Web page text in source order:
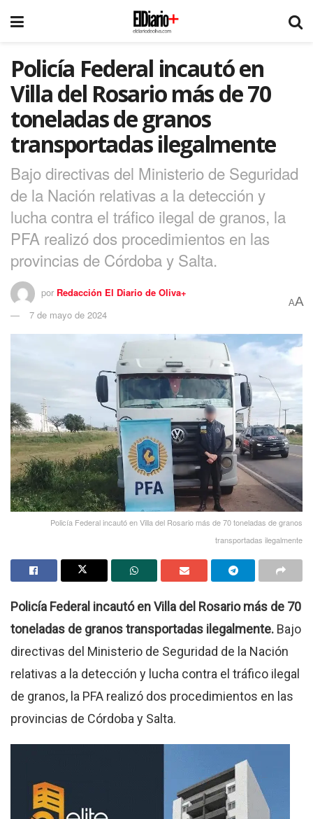
Policía Federal incautó en
Villa del Rosario más de 70
toneladas de granos
transportadas ilegalmente
Bajo directivas del Ministerio de Seguridad
de la Nación relativas a la detección y
lucha contra el tráfico ilegal de granos, la
PFA realizó dos procedimientos en las
provincias de Córdoba y Salta.
por Redacción El Diario de Oliva+
7 de mayo de 2024
AA
Policía Federal incautó en Villa del Rosario más de 70 toneladas de granos
transportadas ilegalmente
Policía Federal incautó en Villa del Rosario más de 70
toneladas de granos transportadas ilegalmente. Bajo
directivas del Ministerio de Seguridad de la Nación
relativas a la detección y lucha contra el tráfico ilegal
de granos, la PFA realizó dos procedimientos en las
provincias de Córdoba y Salta.